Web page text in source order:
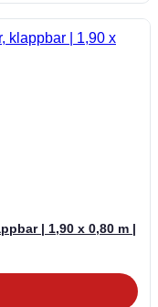
| 1,90 x 0,80 m |